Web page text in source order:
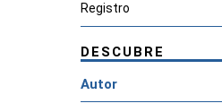
Registro
DESCUBRE
Autor